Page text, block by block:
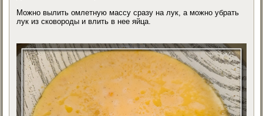
Можно вылить омлетную массу сразу на лук, а можно убрать
лук из сковороды и влить в нее яйца.